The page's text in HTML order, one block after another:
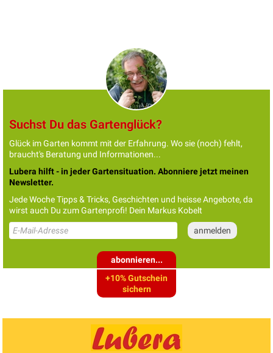
Suchst Du das Gartenglück?
Glück im Garten kommt mit der Erfahrung. Wo sie (noch) fehlt,
braucht's Beratung und Informationen...
Lubera hilft - in jeder Gartensituation. Abonniere jetzt meinen
Newsletter.
Jede Woche Tipps & Tricks, Geschichten und heisse Angebote, da
wirst auch Du zum Gartenprofi! Dein Markus Kobelt
abonnieren...
+10% Gutschein
sichern